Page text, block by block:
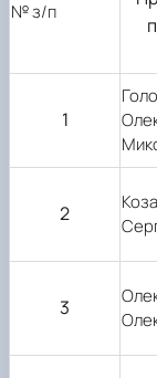
№ з/п
1
2
3